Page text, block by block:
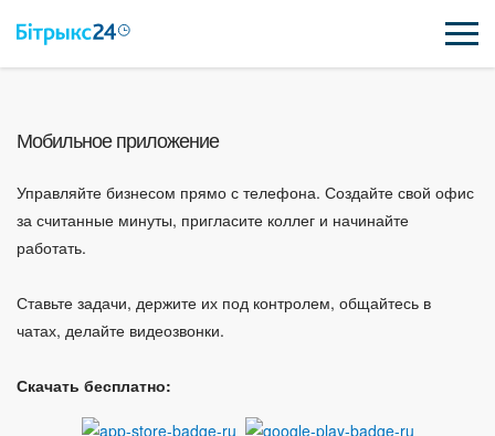
ИНТЕГРАЦИИ
ПОЛЕЗНОЕ
Мобильное приложение
Управляйте бизнесом прямо с телефона. Создайте свой офис
за считанные минуты, пригласите коллег и начинайте
работать.
Ставьте задачи, держите их под контролем, общайтесь в
чатах, делайте видеозвонки.
Скачать бесплатно: